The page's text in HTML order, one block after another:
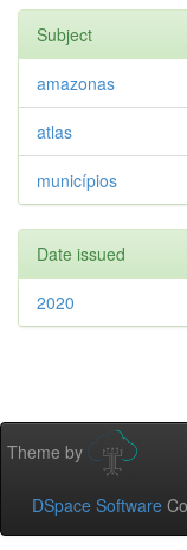
Subject
amazonas
atlas
municípios
Date issued
2020
Theme by
DSpace Software